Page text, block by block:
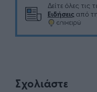
Δείτε όλες τις
Ειδήσεις από
Σχολιάστε